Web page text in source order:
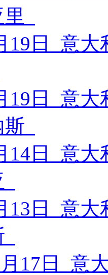
19日 意
19日 意
14日 意
13日 意
17日 意